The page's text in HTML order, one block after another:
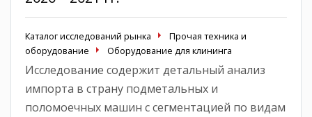
Каталог исследований рынка
Прочая техника и
оборудование
Оборудование для клининга
Исследование содержит детальный анализ
импорта в страну подметальных и
поломоечных машин с сегментацией по видам